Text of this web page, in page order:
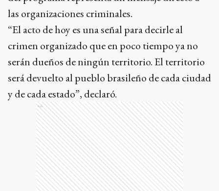
las organizaciones criminales.
“El acto de hoy es una señal para decirle al
crimen organizado que en poco tiempo ya no
serán dueños de ningún territorio. El territorio
será devuelto al pueblo brasileño de cada ciudad
y de cada estado”, declaró.
Ads